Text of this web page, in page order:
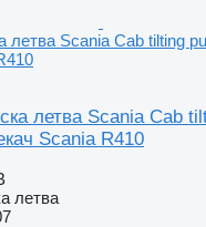
летва Scania Cab tilting
летва Scania Cab
Scania R410
летва